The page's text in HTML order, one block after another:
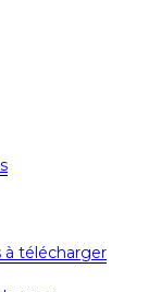
à télécharger